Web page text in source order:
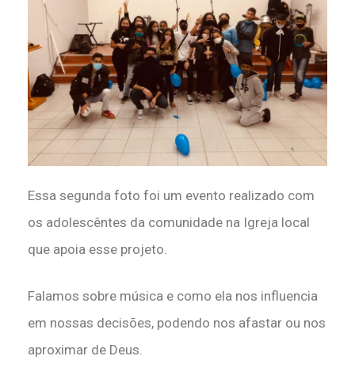
Essa segunda foto foi um evento realizado com
os adolescêntes da comunidade na Igreja local
que apoia esse projeto.
Falamos sobre música e como ela nos influencia
em nossas decisões, podendo nos afastar ou nos
aproximar de Deus.